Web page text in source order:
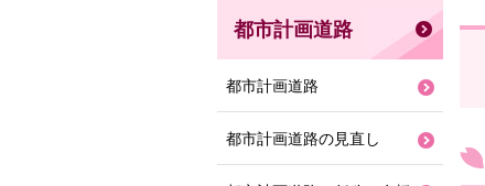
都市計画道路
都市計画道路
都市計画道路の見直し